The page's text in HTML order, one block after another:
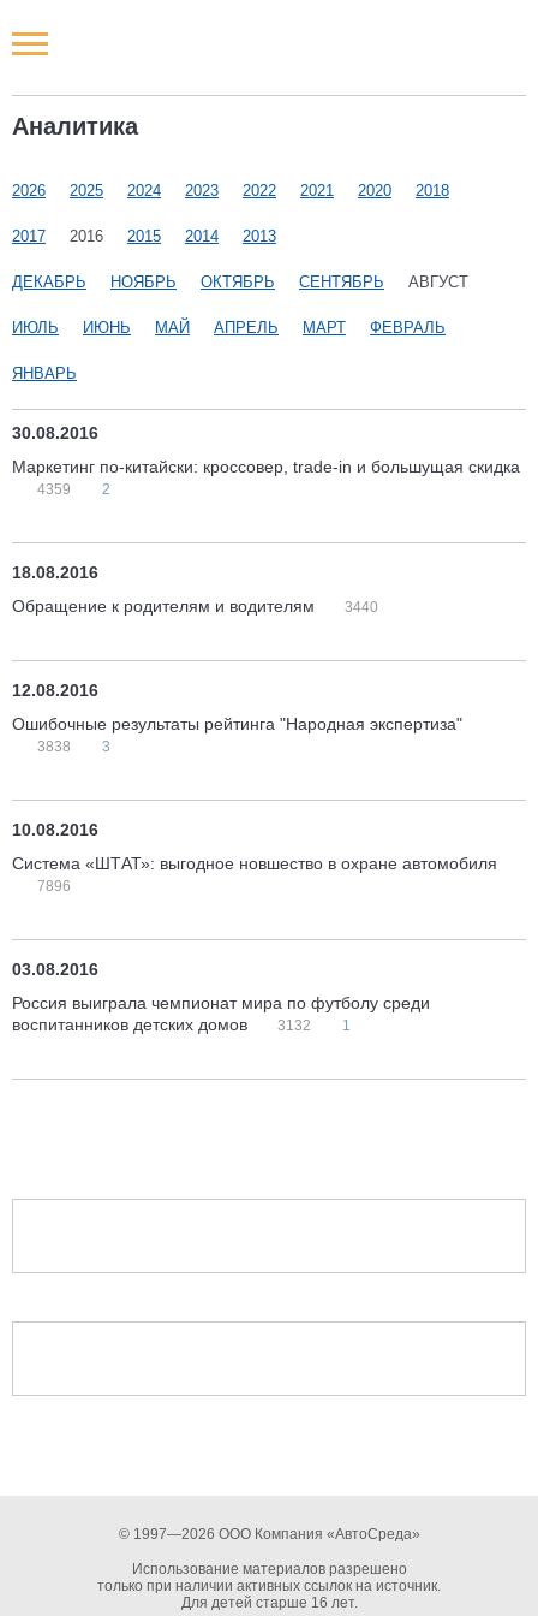
Аналитика
2026 2025 2024 2023 2022 2021 2020 2018
2017 2016 2015 2014 2013
ДЕКАБРЬ НОЯБРЬ ОКТЯБРЬ СЕНТЯБРЬ АВГУСТ
ИЮЛЬ ИЮНЬ МАЙ АПРЕЛЬ МАРТ ФЕВРАЛЬ
ЯНВАРЬ
30.08.2016
Маркетинг по-китайски: кроссовер, trade-in и большущая скидка
4359 2
18.08.2016
Обращение к родителям и водителям
3440
12.08.2016
Ошибочные результаты рейтинга "Народная экспертиза"
3838 3
10.08.2016
Система «ШТАТ»: выгодное новшество в охране автомобиля
7896
03.08.2016
Россия выиграла чемпионат мира по футболу среди
воспитанников детских домов
3132 1
© 1997—2026 ООО Компания «АвтоСреда»
Использование материалов разрешено
только при наличии активных ссылок на источник.
Для детей старше 16 лет.
Новости РФ
Наши мероприятия
Статьи